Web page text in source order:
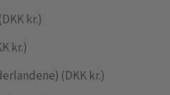
kr.)
kr.)
(DKK kr.)